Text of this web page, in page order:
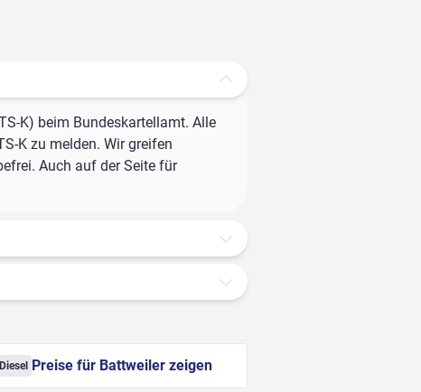
K) beim Bundeskartellamt. Alle
K zu melden. Wir greifen
Auch auf der Seite für
Diesel Preise für Battweiler zeigen